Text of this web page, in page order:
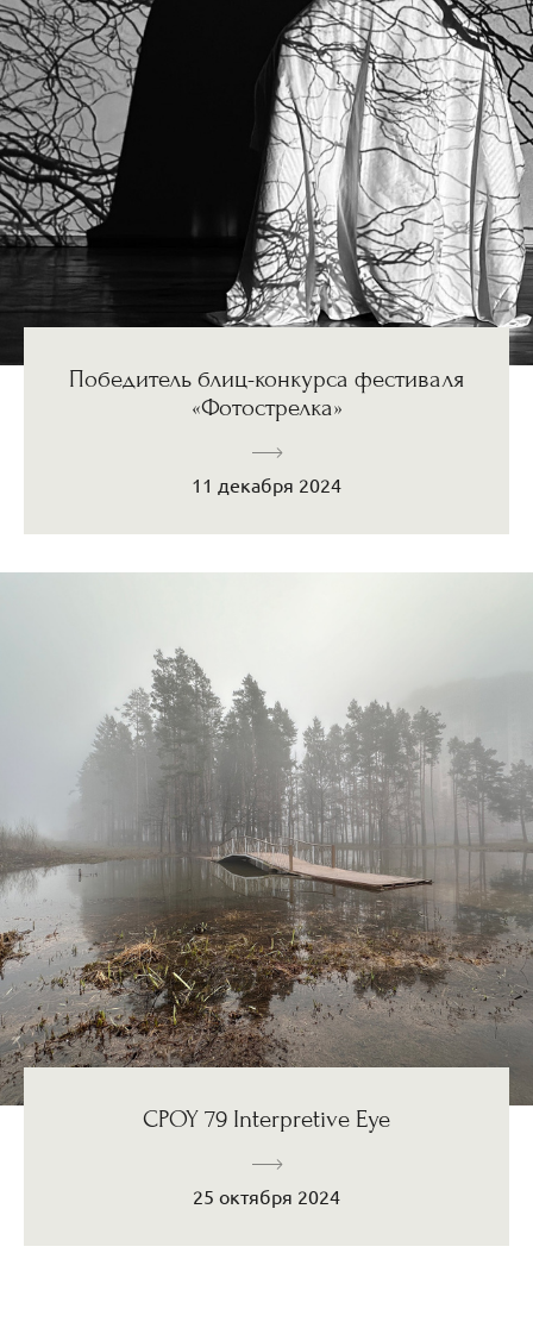
Победитель блиц-конкурса фестиваля
«Фотострелка»
11 декабря 2024
CPOY 79 Interpretive Eye
25 октября 2024